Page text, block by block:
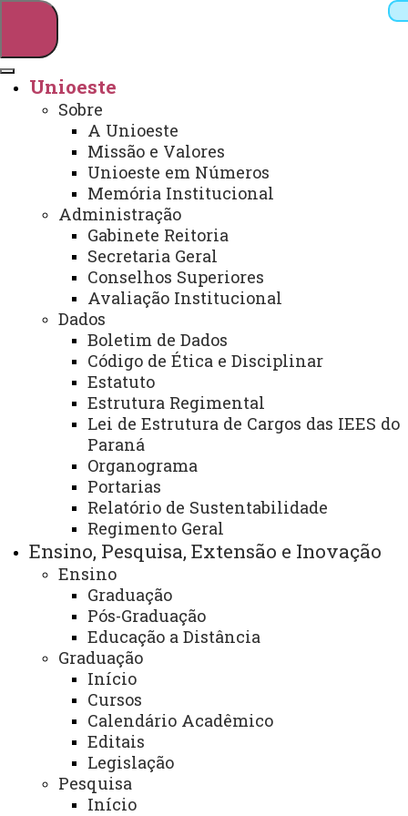
Webmail Sistemas
Telefones
Arquivo Virtual
Campus
Unioeste
Sobre
A Unioeste
Missão e Valores
Unioeste em Números
Memória Institucional
Administração
Gabinete Reitoria
Secretaria Geral
Conselhos Superiores
Avaliação Institucional
Dados
Boletim de Dados
Código de Ética e Disciplinar
Estatuto
Estrutura Regimental
Lei de Estrutura de Cargos das IEES do
Paraná
Organograma
Portarias
Relatório de Sustentabilidade
Regimento Geral
Ensino, Pesquisa, Extensão e Inovação
Ensino
Graduação
Pós-Graduação
Educação a Distância
Graduação
Início
Cursos
Calendário Acadêmico
Editais
Legislação
Pesquisa
Início
Núcleo de Práticas Jurídicas da
Unioeste começa atendimentos
em Santa Terezinha de Itaipu
Previous
A população de Santa Terezinha de Itaipu passa a
contar, a partir deste mês, com os serviços do Núcleo de
Práticas Jurídicas (NPJ) da Universidade Estadual do
Oeste do Paraná (Unioeste), campus Foz do Iguaçu. O
atendimento no município será realizado por uma equipe
composta por dois advogados e duas acadêmicas
bolsistas, oferecendo assessoria jurídica gratuita à
comunidade.
A instalação do espaço foi possível graças à
renovação do convênio com a Itaipu Binacional, que
mantém o Núcleo Jurídico de Direitos, Defesa da Mulher